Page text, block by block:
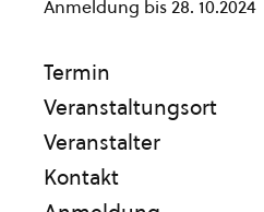
Anmeldung bis 28. 10.2024
Termin
Veranstaltungsort
Veranstalter
Kontakt